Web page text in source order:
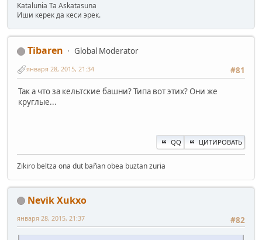
Katalunia Ta Askatasuna
Иши керек да кеси эрек.
Tibaren
Global Moderator
#81
января 28, 2015, 21:34
Так а что за кельтские башни? Типа вот этих? Они же
круглые...
QQ ЦИТИРОВАТЬ
Zikiro beltza ona dut bañan obea buztan zuria
Nevik Xukxo
#82
января 28, 2015, 21:37